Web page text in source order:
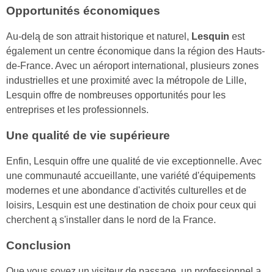
Opportunités économiques
Au-delą de son attrait historique et naturel, Lesquin est
également un centre économique dans la région des Hauts-
de-France. Avec un aéroport international, plusieurs zones
industrielles et une proximité avec la métropole de Lille,
Lesquin offre de nombreuses opportunités pour les
entreprises et les professionnels.
Une qualité de vie supérieure
Enfin, Lesquin offre une qualité de vie exceptionnelle. Avec
une communauté accueillante, une variété d'équipements
modernes et une abondance d'activités culturelles et de
loisirs, Lesquin est une destination de choix pour ceux qui
cherchent ą s'installer dans le nord de la France.
Conclusion